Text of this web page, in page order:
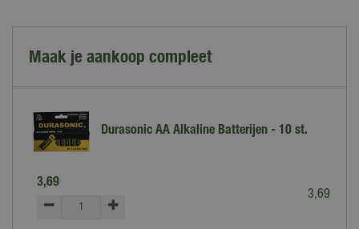
Maak je aankoop compleet
Durasonic AA Alkaline Batterijen - 10 st.
3,69
3,69